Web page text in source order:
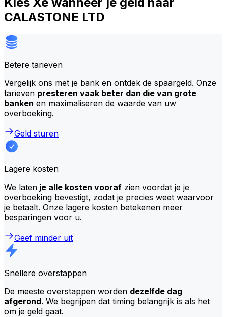
CALASTONE LTD
Betere tarieven
Vergelijk ons met je bank en ontdek de spaargeld. Onze
tarieven presteren vaak beter dan die van grote
banken en maximaliseren de waarde van uw
overboeking.
Geld sturen
Lagere kosten
We laten je alle kosten vooraf zien voordat je je
overboeking bevestigt, zodat je precies weet waarvoor
je betaalt. Onze lagere kosten betekenen meer
besparingen voor u.
Geef minder uit
Snellere overstappen
De meeste overstappen worden dezelfde dag
afgerond. We begrijpen dat timing belangrijk is als het
om je geld gaat.